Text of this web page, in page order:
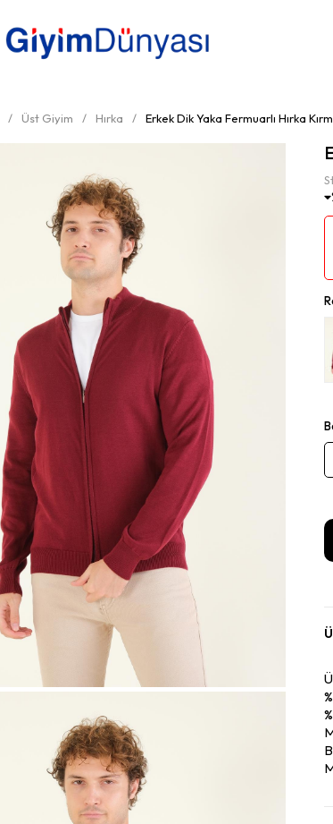
Üst Giyim Hırka Erkek Dik Yaka Fermuarlı Hırka